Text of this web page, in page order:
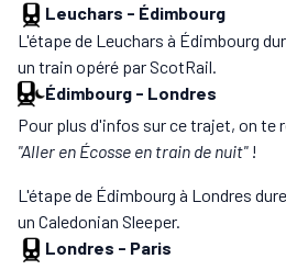
Leuchars - Édimbourg
L'étape de Leuchars à Édimbourg
un train opéré par ScotRail.
Édimbourg - Londres
Pour plus d'infos sur ce trajet, on te
"Aller en Écosse en train de nuit"!
L'étape de Édimbourg à Londres
un Caledonian Sleeper.
Londres - Paris